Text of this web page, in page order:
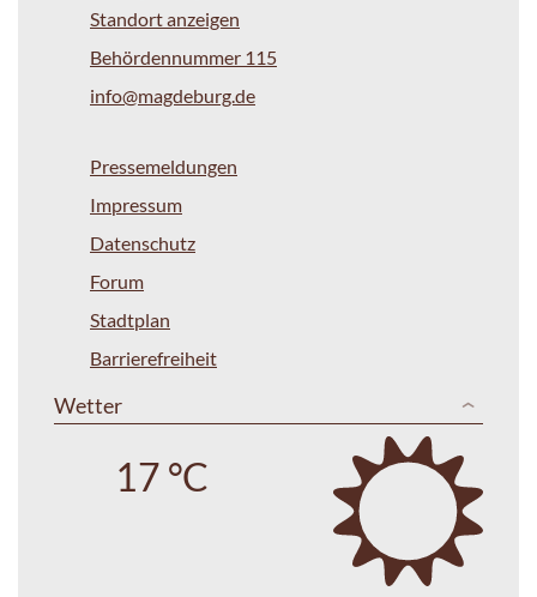
Standort anzeigen
Behördennummer 115
info@magdeburg.de
Pressemeldungen
Impressum
Datenschutz
Forum
Stadtplan
Barrierefreiheit
Wetter
17 °C